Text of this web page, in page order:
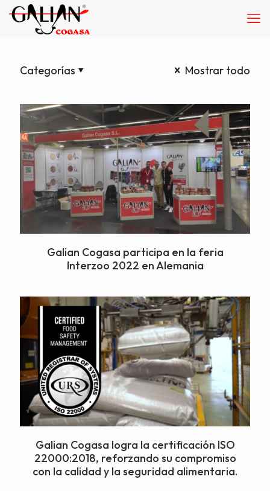
Categorías Mostrar todo
Galian Cogasa participa en la feria
Interzoo 2022 en Alemania
Galian Cogasa logra la certificación ISO
22000:2018, reforzando su compromiso
con la calidad y la seguridad alimentaria.